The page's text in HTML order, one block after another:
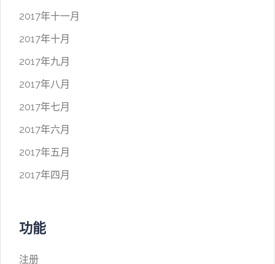
2017年十一月
2017年十月
2017年九月
2017年八月
2017年七月
2017年六月
2017年五月
2017年四月
功能
注册